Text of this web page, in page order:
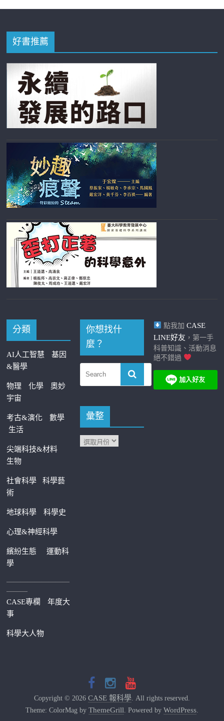
好書推薦
分類
AI人工智慧
基因
&醫學
物理 化學
奧妙
宇宙
考古&演化
數學
生活
尖端科技&材料
生物
社會科學科學藝
術
地球科學 科學史
心理&神經科學
繽紛生態運動科
學
—————————
———
CASE專欄
年度大
事
科學大人物
你想找什
麼？
彙整
點我加 CASE
LINE好友 ，第一手
科普知識、活動消息
絕不錯過
Copyright © 2026 CASE 報科學. All rights reserved.
Theme: ColorMag by ThemeGrill . Powered by WordPress.